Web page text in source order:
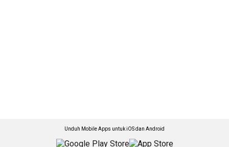
Unduh Mobile Apps untuk iOS dan Android